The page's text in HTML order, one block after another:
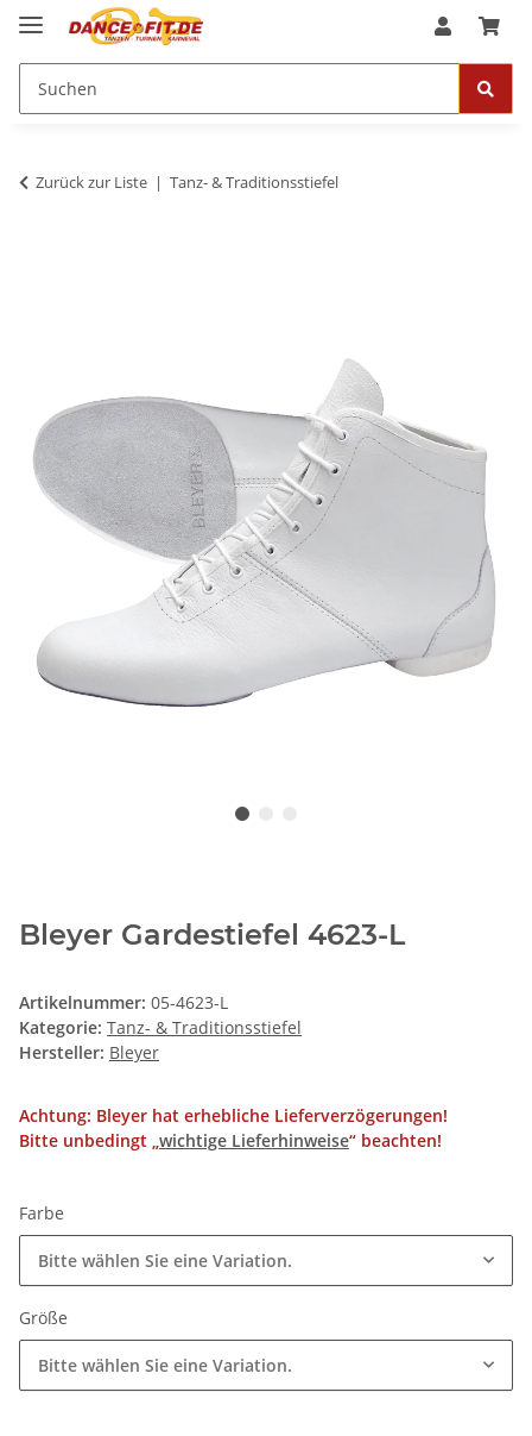
Zurück zur Liste Tanz- & Traditionsstiefel
Bleyer Gardestiefel 4623-L
Artikelnummer: 05-4623-L
Kategorie: Tanz- & Traditionsstiefel
Hersteller: Bleyer
Achtung: Bleyer hat erhebliche Lieferverzögerungen!
Bitte unbedingt „wichtige Lieferhinweise“ beachten!
Farbe
Bitte wählen Sie eine Variation.
Größe
Bitte wählen Sie eine Variation.